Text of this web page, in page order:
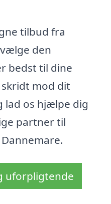
tilbud fra
den
bedst til dine
mod dit
lad os hjælpe dig
partner til
uforpligtende